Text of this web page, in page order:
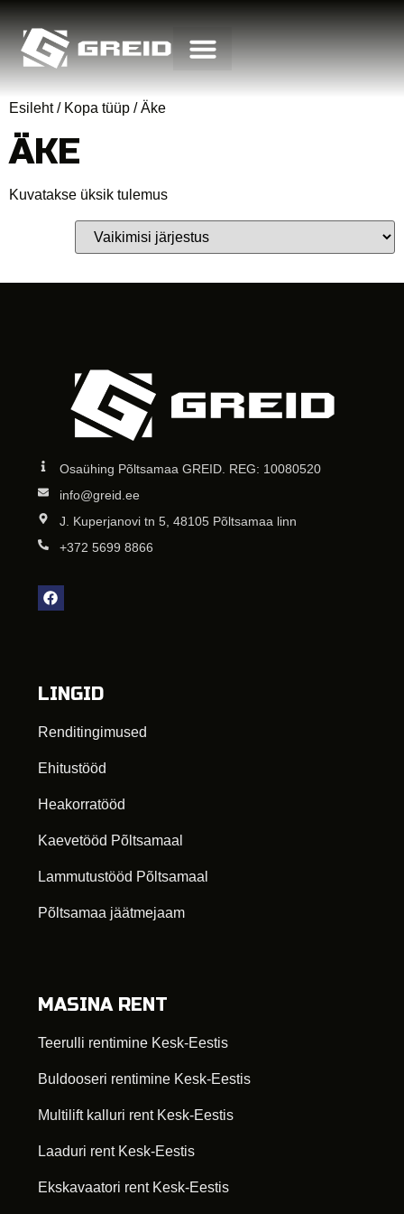
Esileht/ Kopa tüüp / Äke
ÄKE
Kuvatakse üksik tulemus
Osaühing Põltsamaa GREID. REG: 10080520
info@greid.ee
J. Kuperjanovi tn 5, 48105 Põltsamaa linn
+372 5699 8866
LINGID
Renditingimused
Ehitustööd
Heakorratööd
Kaevetööd Põltsamaal
Lammutustööd Põltsamaal
Põltsamaa jäätmejaam
MASINA RENT
Teerulli rentimine Kesk-Eestis
Buldooseri rentimine Kesk-Eestis
Multilift kalluri rent Kesk-Eestis
Laaduri rent Kesk-Eestis
Ekskavaatori rent Kesk-Eestis